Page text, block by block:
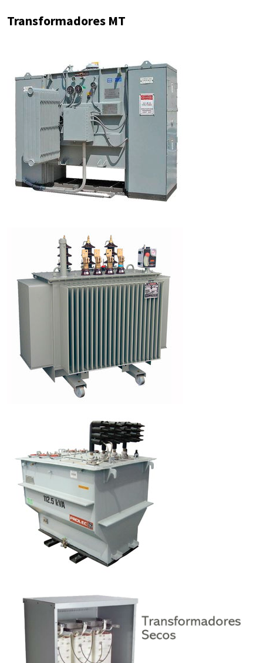
Transformadores MT